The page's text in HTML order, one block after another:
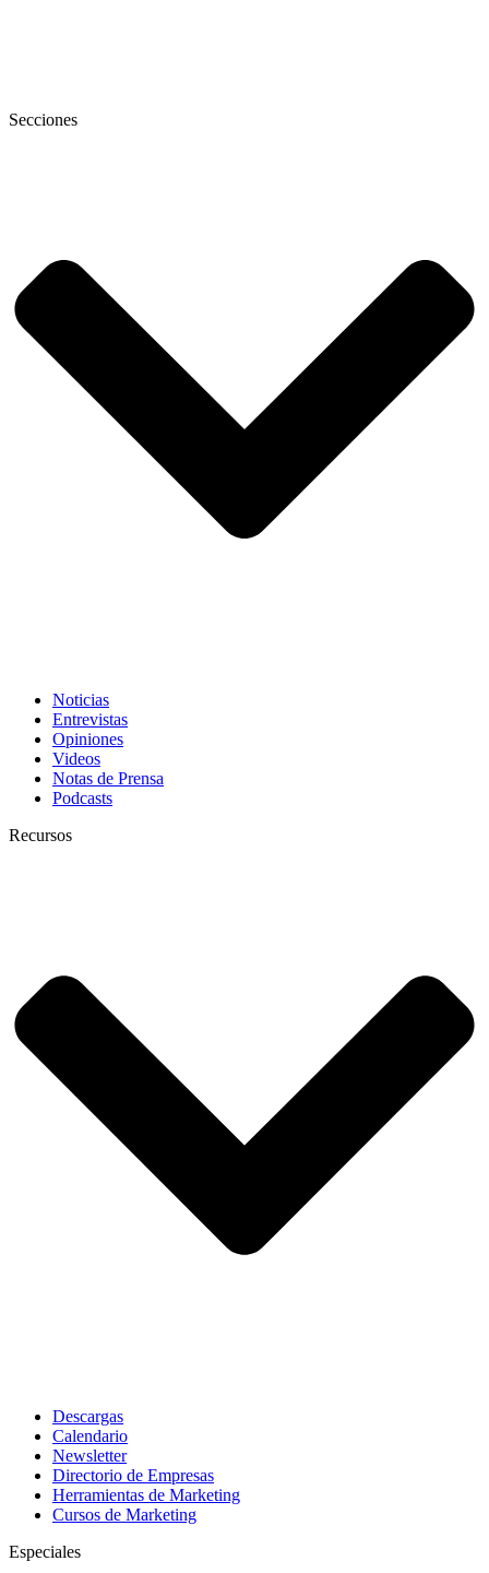
Secciones
Noticias
Entrevistas
Opiniones
Videos
Notas de Prensa
Podcasts
Recursos
Descargas
Calendario
Newsletter
Directorio de Empresas
Herramientas de Marketing
Cursos de Marketing
Especiales